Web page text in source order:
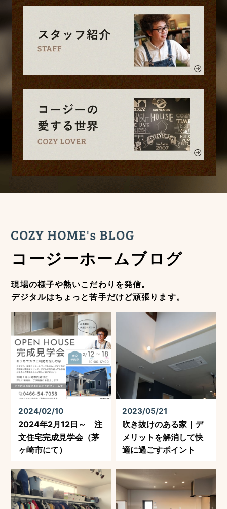
コージーホームブログ
現場の様子や熱いこだわりを発信。
デジタルはちょっと苦手だけど頑張ります。
2024/02/10
2024年2月12日～ 注
文住宅完成見学会（茅
ヶ崎市にて）
2023/05/21
吹き抜けのある家｜デ
メリットを解消して快
適に過ごすポイント